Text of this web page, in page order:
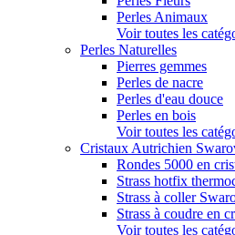
Perles Animaux
Voir toutes les
Perles Naturelles
Pierres gemmes
Perles de nacre
Perles d'eau douce
Perles en bois
Voir toutes les
Cristaux Autrichien
Rondes 5000 en
Strass hotfix
Strass à coller
Strass à coudre en
Voir toutes les